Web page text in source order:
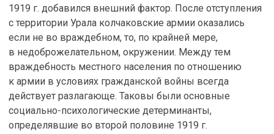
1919 г. добавился внешний фактор. После отступления
с территории Урала колчаковские армии оказались
если не во враждебном, то, по крайней мере,
в недоброжелательном, окружении. Между тем
враждебность местного населения по отношению
к армии в условиях гражданской войны всегда
действует разлагающе. Таковы были основные
социально-психологические детерминанты,
определявшие во второй половине 1919 г.